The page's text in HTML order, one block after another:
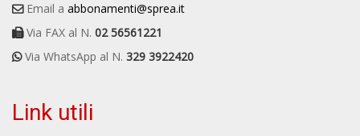
Email a abbonamenti@sprea.it
Via FAX al N. 02 56561221
Via WhatsApp al N. 329 3922420
Link utili